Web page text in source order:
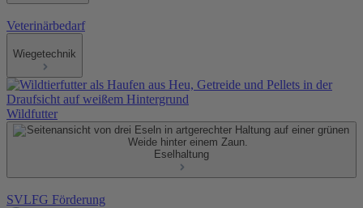
Veterinärbedarf
Wiegetechnik
Wildfutter
Eselhaltung
SVLFG Förderung